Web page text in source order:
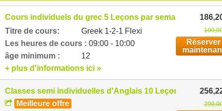
Cours individuels du grec 5 Leçons par semaine
Titre de cours:
Greek 1-2-1 Flexi
Les heures de cours : 09:00 - 10:00
âge minimum :
12
Réserver
+ plus d'informations ici »
Classes semi individuelles d'Anglais 10 Leçons par
Meilleure offre